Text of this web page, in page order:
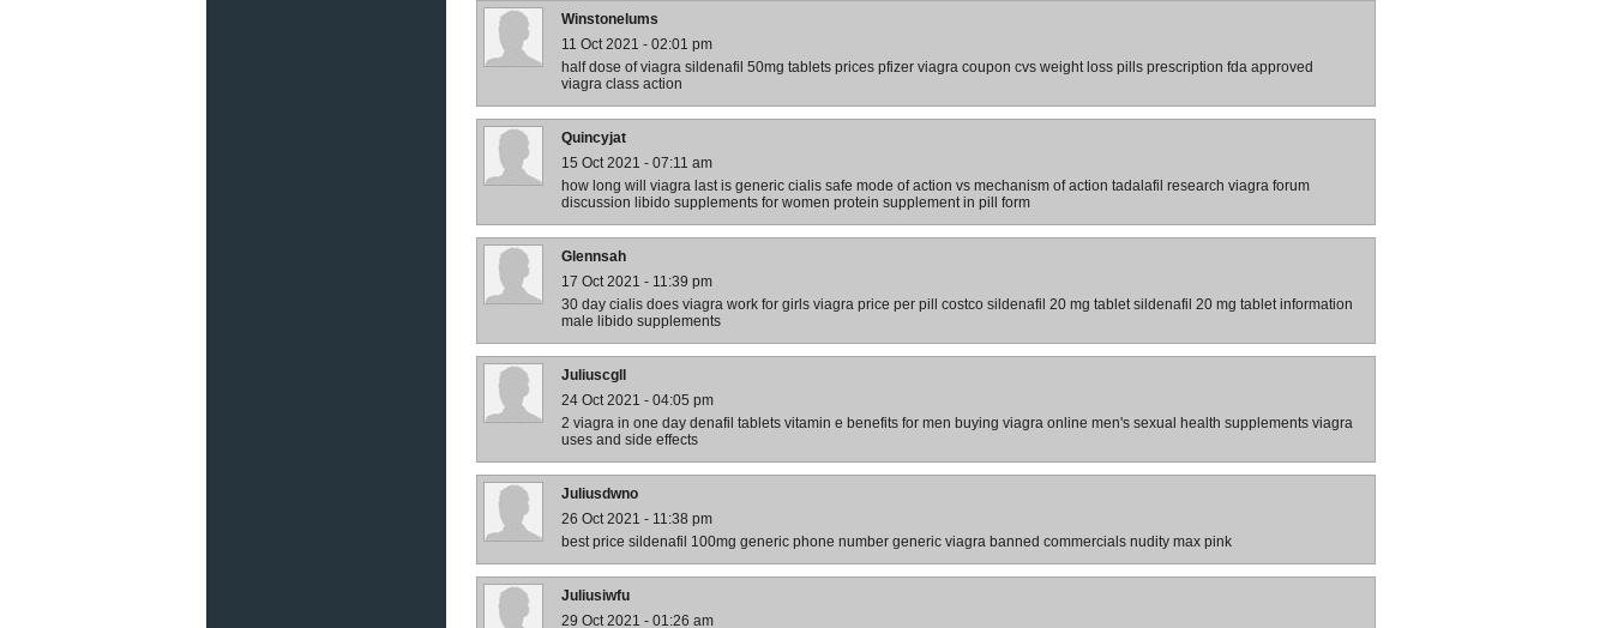
Winstonelums
11 Oct 2021 - 02:01 pm
half dose of viagra sildenafil 50mg tablets prices pfizer viagra coupon cvs weight loss pills prescription fda approved
viagra class action
Quincyjat
15 Oct 2021 - 07:11 am
how long will viagra last is generic cialis safe mode of action vs mechanism of action tadalafil research viagra forum
discussion libido supplements for women protein supplement in pill form
Glennsah
17 Oct 2021 - 11:39 pm
30 day cialis does viagra work for girls viagra price per pill costco sildenafil 20 mg tablet sildenafil 20 mg tablet information
male libido supplements
Juliuscgll
24 Oct 2021 - 04:05 pm
2 viagra in one day denafil tablets vitamin e benefits for men buying viagra online men's sexual health supplements viagra
uses and side effects
Juliusdwno
26 Oct 2021 - 11:38 pm
best price sildenafil 100mg generic phone number generic viagra banned commercials nudity max pink
Juliusiwfu
29 Oct 2021 - 01:26 am